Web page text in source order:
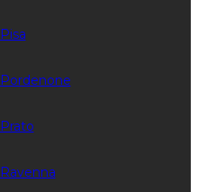
Pisa
Pordenone
Prato
Ravenna